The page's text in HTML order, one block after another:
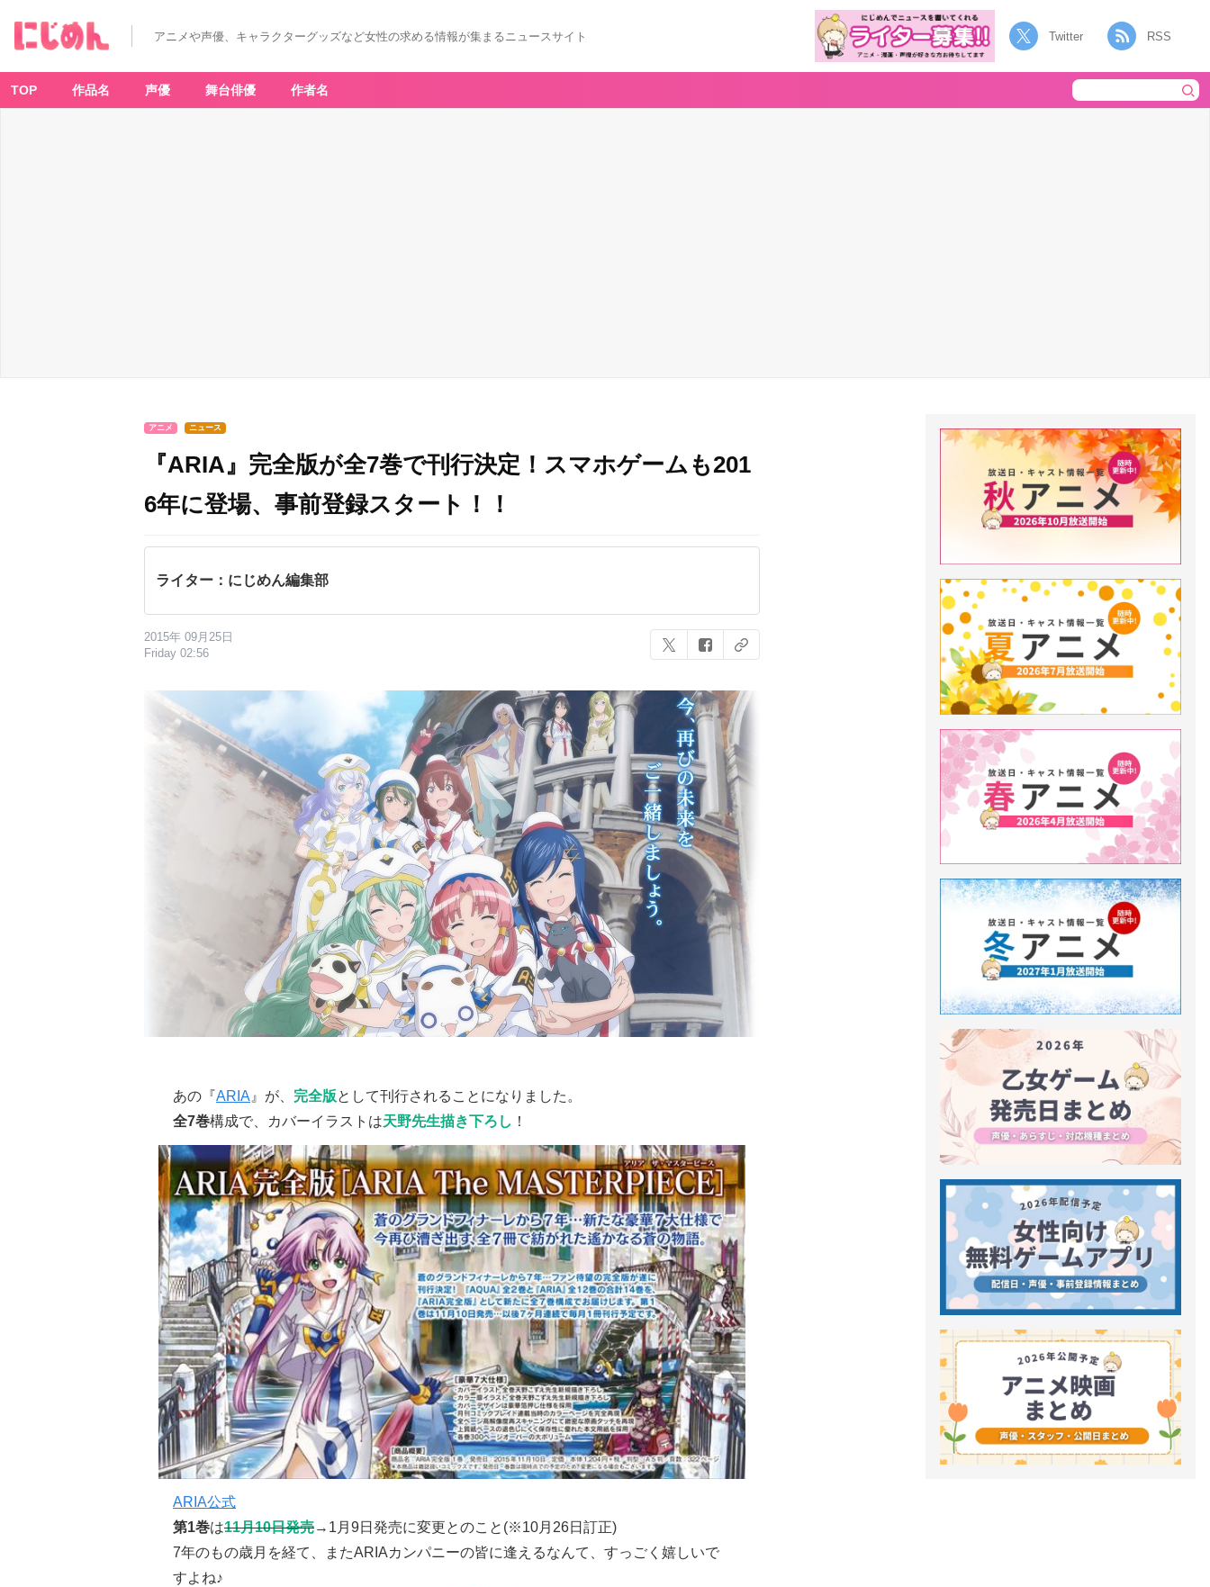
アニメや声優、キャラクターグッズなど女性の求める情報が集まるニュースサイト Twitter RSS
TOP 作品名 声優 舞台俳優 作者名
アニメ ニュース
『ARIA』完全版が全7巻で刊行決定！スマホゲームも201
6年に登場、事前登録スタート！！
ライター：にじめん編集部
2015年 09月25日
Friday 02:56
あの『ARIA 』が、 完全版として刊行されることになりました。
全7巻構成で、カバーイラストは天野先生描き下ろし ！
ARIA公式
第1巻は11月10日発売→1月9日発売に変更とのこと(※10月26日訂正)
7年のもの歳月を経て、またARIAカンパニーの皆に逢えるなんて、すっごく嬉しいで
すよね♪